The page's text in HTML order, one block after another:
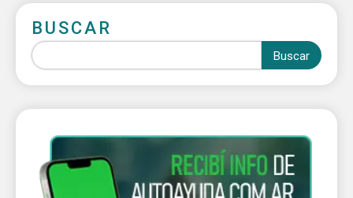
BUSCAR
Buscar